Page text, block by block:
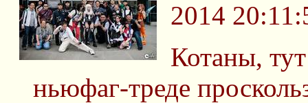
2014
Котаны,
ньюфаг-треде